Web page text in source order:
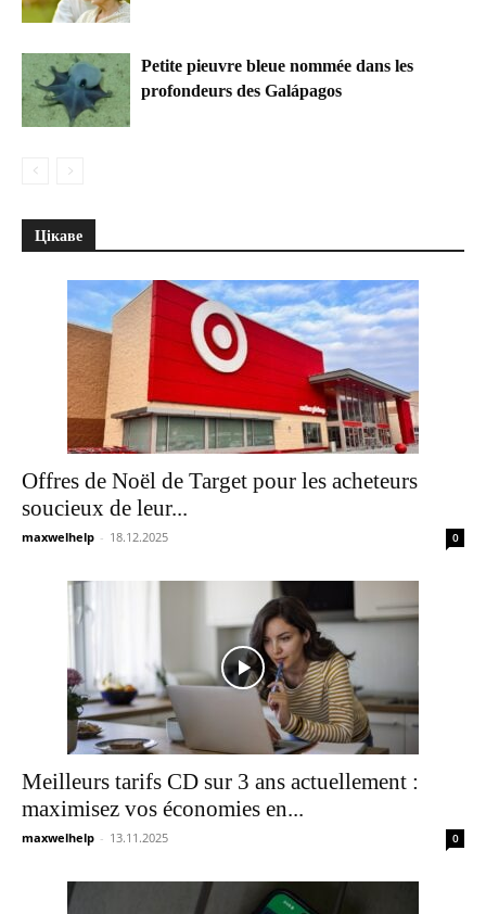
Petite pieuvre bleue nommée dans les
profondeurs des Galápagos
Цікаве
Offres de Noël de Target pour les acheteurs
soucieux de leur...
maxwelhelp - 18.12.2025 0
Meilleurs tarifs CD sur 3 ans actuellement :
maximisez vos économies en...
maxwelhelp - 13.11.2025 0